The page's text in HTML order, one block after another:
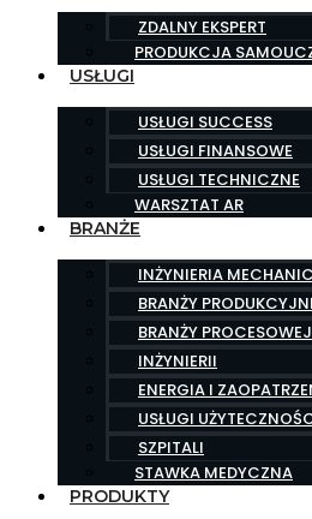
ZDALNY EKSPERT
PRODUKCJA
USŁUGI
USŁUGI SUCCESS
USŁUGI FINANSOWE
USŁUGI TECHNICZNE
WARSZTAT AR
BRANŻE
INŻYNIERIA
BRANŻY
BRANŻY PROCESOWEJ
INŻYNIERII
ENERGIA I
USŁUGI
SZPITALI
STAWKA MEDYCZNA
PRODUKTY